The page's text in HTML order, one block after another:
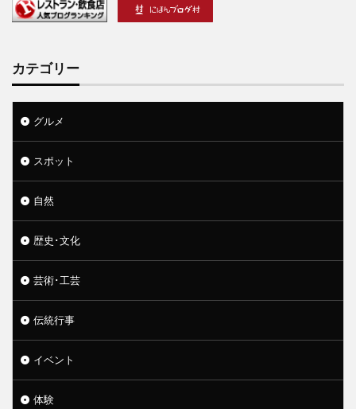
カテゴリー
グルメ
スポット
自然
歴史･文化
芸術･工芸
伝統行事
イベント
体験